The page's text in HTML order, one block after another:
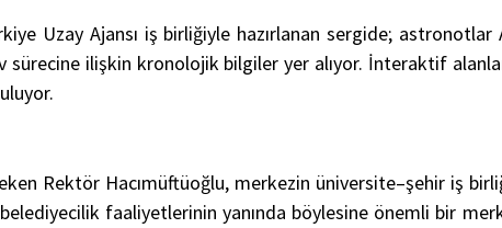
Uzay Ajansı iş birliğiyle hazırlanan sergide;
ilişkin kronolojik bilgiler yer alıyor. İnteraktif
Rektör Hacımüftüoğlu, merkezin üniversite–şehir iş
faaliyetlerinin yanında böylesine önemli bir